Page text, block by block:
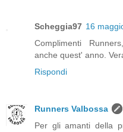
Scheggia97 16
Complimenti
anche quest' anno.
Rispondi
Runners Valbossa
Per gli amanti della